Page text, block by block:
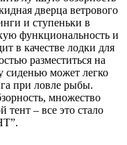
дверца ветрового
и ступеньки в
функциональность и
в качестве лодки для
разместиться на
сиденью может легко
при ловле рыбы.
множество
тент – все это стало